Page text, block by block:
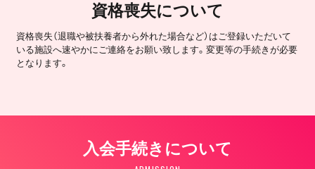
資格喪失について
資格喪失（退職や被扶養者から外れた場合など）はご登録いただいて
いる施設へ速やかにご連絡をお願い致します。変更等の手続きが必要
となります。
入会手続きについて